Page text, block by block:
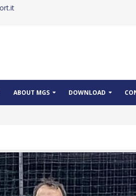
ABOUT MGS DOWNLOAD